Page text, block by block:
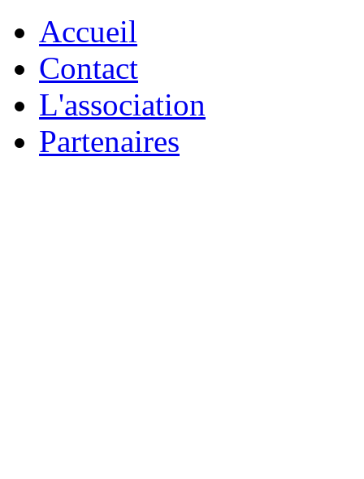
Accueil
Contact
L'association
Partenaires